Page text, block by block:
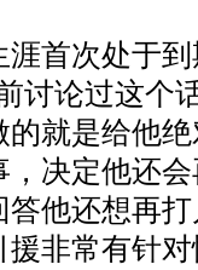
首次处于到
讨论过这个
就是给他
决定他还
他还想再
非常有针